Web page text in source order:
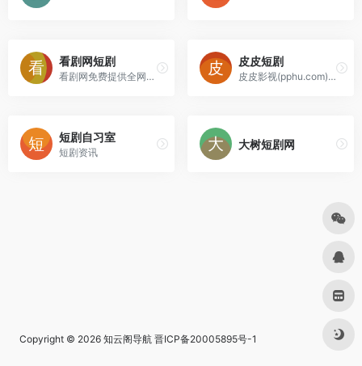
看剧网短剧
看剧网免费提供全网最新电影、电视剧、动漫、综艺等高清无删减完整影视资源，免费看超前点播，支持投屏/电脑/手机/平板pad在线观看。每天实时更新！
皮皮短剧
皮皮影视(pphu.com)为您提供2023最新电视剧、电视剧大全、最新的电影，每天更新最新好看的电视剧，最新综艺真人秀，明星信息与相关电影电视剧，同时提供电影演员表、电视剧演员表，角色等相关内容，是影视爱好者们的奥特电影网。
短剧自习室
短剧资讯
大树短剧网
Copyright © 2026 知云阁导航 晋ICP备20005895号-1